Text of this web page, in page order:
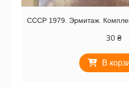
СССР 1979. Эрмитаж.
30 ₴
В